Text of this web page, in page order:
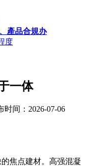
產品合規办
度
一体
时间：2026-07-06
焦点建材。高强混凝